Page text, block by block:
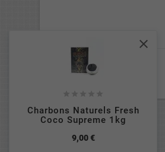

Charbons Naturels Fresh
Coco Supreme 1kg
9,00 €